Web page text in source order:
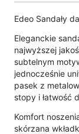
Edeo Sandały
Eleganckie
najwyższej
subtelnym
jednocześnie
pasek z
stopy i łatwość
Komfort
skórzana